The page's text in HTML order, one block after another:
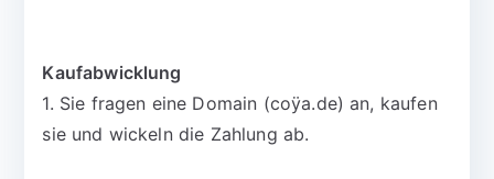
Kaufabwicklung
1. Sie fragen eine Domain (coÿa.de) an, kaufen
sie und wickeln die Zahlung ab.